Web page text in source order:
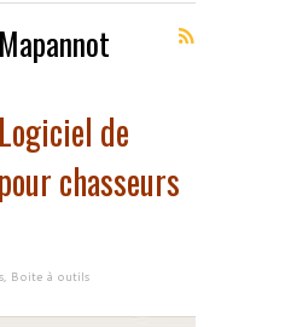
Mapannot
de
chasseurs
, Boite à outils